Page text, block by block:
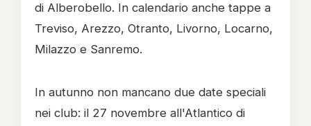
di Alberobello. In calendario anche tappe a
Treviso, Arezzo, Otranto, Livorno, Locarno,
Milazzo e Sanremo.
In autunno non mancano due date speciali
nei club: il 27 novembre all'Atlantico di